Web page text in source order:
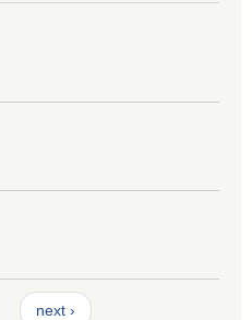
next ›